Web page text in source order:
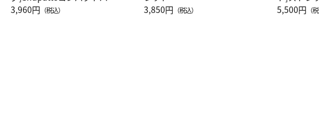
グ Drop JAL客室乗務員
3,960円 （税込）
3,850円 （税込）
ーネック別
5,500円 （